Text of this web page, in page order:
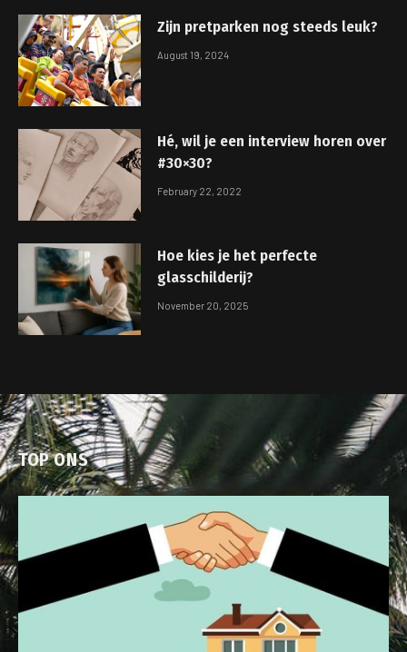
Zijn pretparken nog steeds leuk?
August 19, 2024
Hé, wil je een interview horen over
#30×30?
February 22, 2022
Hoe kies je het perfecte
glasschilderij?
November 20, 2025
TOP ONS